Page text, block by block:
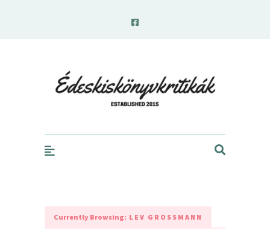
Currently Browsing: LEV GROSSMANN